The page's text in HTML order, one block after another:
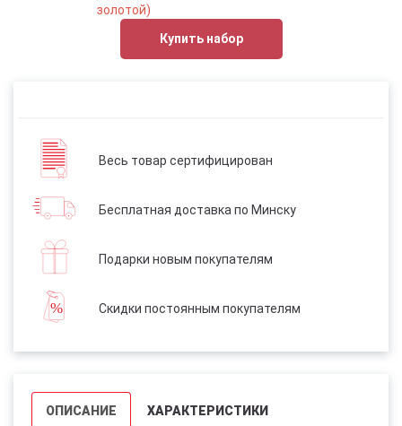
золотой)
Купить набор
Весь товар сертифицирован
Бесплатная доставка по Минску
Подарки новым покупателям
Скидки постоянным покупателям
ОПИСАНИЕ ХАРАКТЕРИСТИКИ